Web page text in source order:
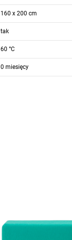
160 x 200 cm
tak
60 °C
0 miesięcy